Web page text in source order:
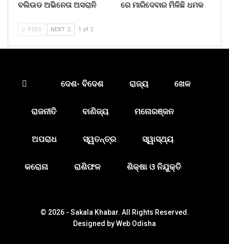
ବଲିଉଡ ଅଭିନେତା ଅସରାନି
ରେ ମାରିଦେବାର ମିଳିଛି ଧମକ
PREV NEXT 1 of 2
ଦେଶ- ବିଦେଶ ରାଜ୍ୟ ଖେଳ
ରାଜନୀତି ବାଣିଜ୍ୟ ମନୋରଞ୍ଜନ
ଅପରାଧ ସ୍ୱତନ୍ତ୍ର ସ୍ୱାସ୍ଥ୍ୟ
କରୋନା ରାଶିଫଳ ଶିକ୍ଷା ଓ ନିଯୁକ୍ତି
© 2026 - Sakala Khabar. All Rights Reserved.
Designed byWeb Odisha